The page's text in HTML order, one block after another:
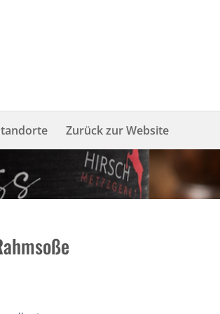
Zurück zur Website